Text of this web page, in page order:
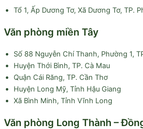
Tổ 1, Ấp Dương Tơ, Xã Dương Tơ, TP.
Văn phòng miền Tây
Số 88 Nguyễn Chí Thanh, Phường 1,
Huyện Thới Bình, TP. Cà Mau
Quận Cái Răng, TP. Cần Thơ
Huyện Long Mỹ, Tỉnh Hậu Giang
Xã Bình Minh, Tỉnh Vĩnh Long
Văn phòng Long Thành –